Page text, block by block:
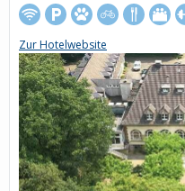
Zur Hotelwebsite